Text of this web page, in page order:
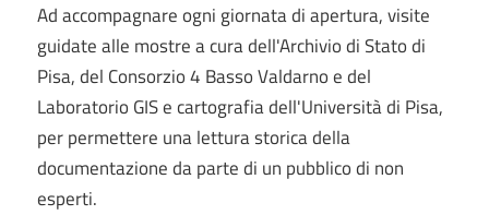
Ad accompagnare ogni giornata di apertura, visite
guidate alle mostre a cura dell'Archivio di Stato di
Pisa, del Consorzio 4 Basso Valdarno e del
Laboratorio GIS e cartografia dell'Università di Pisa,
per permettere una lettura storica della
documentazione da parte di un pubblico di non
esperti.